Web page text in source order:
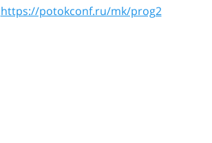
https://potokconf.ru/mk/prog2